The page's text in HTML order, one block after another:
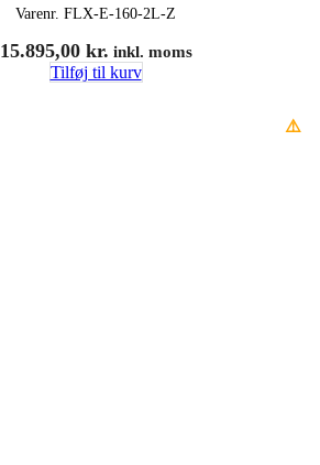
Varenr. FLX-E-160-2L-Z
15.895,00 kr. inkl. moms
Tilføj til kurv
⚠️